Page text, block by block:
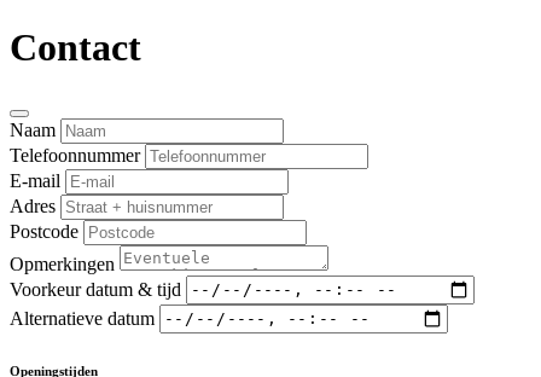
Contact
Naam
Telefoonnummer
E-mail
Adres
Postcode
Opmerkingen
Voorkeur datum & tijd
Alternatieve datum
Openingstijden